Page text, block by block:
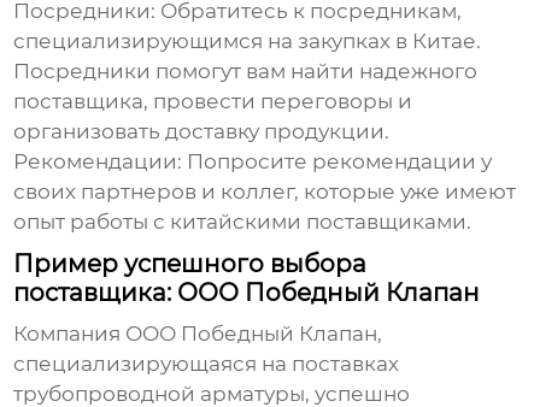
Посредники: Обратитесь к посредникам,
специализирующимся на закупках в Китае.
Посредники помогут вам найти надежного
поставщика, провести переговоры и
организовать доставку продукции.
Рекомендации: Попросите рекомендации у
своих партнеров и коллег, которые уже имеют
опыт работы с китайскими поставщиками.
Пример успешного выбора
поставщика: ООО Победный Клапан
Компания ООО Победный Клапан,
специализирующаяся на поставках
трубопроводной арматуры, успешно